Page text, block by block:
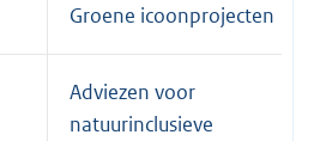
Groene icoonprojecten
Adviezen voor
natuurinclusieve